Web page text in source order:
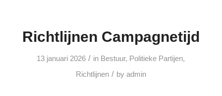
Richtlijnen Campagnetijd
13 januari 2026 / in Bestuur, Politieke Partijen,
Richtlijnen / by admin